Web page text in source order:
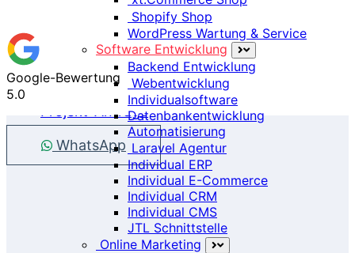
Shopify Shop
WordPress Wartung & Service
Software Entwicklung
Backend Entwicklung
Webentwicklung
Individualsoftware
Datenbankentwicklung
Automatisierung
Laravel Agentur
Individual ERP
Individual E-Commerce
Individual CRM
Individual CMS
JTL Schnittstelle
Online Marketing
Google-Bewertung
5.0
Projekt-Anfrage
WhatsApp